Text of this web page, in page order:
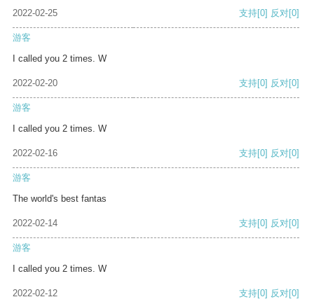
2022-02-25 支持[0] 反对[0]
游客
I called you 2 times. W
2022-02-20 支持[0] 反对[0]
游客
I called you 2 times. W
2022-02-16 支持[0] 反对[0]
游客
The world's best fantas
2022-02-14 支持[0] 反对[0]
游客
I called you 2 times. W
2022-02-12 支持[0] 反对[0]